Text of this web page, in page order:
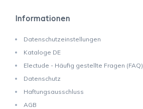
Informationen
Datenschutzeinstellungen
Kataloge DE
Electude - Häufig gestellte Fragen (FAQ)
Datenschutz
Haftungsausschluss
AGB